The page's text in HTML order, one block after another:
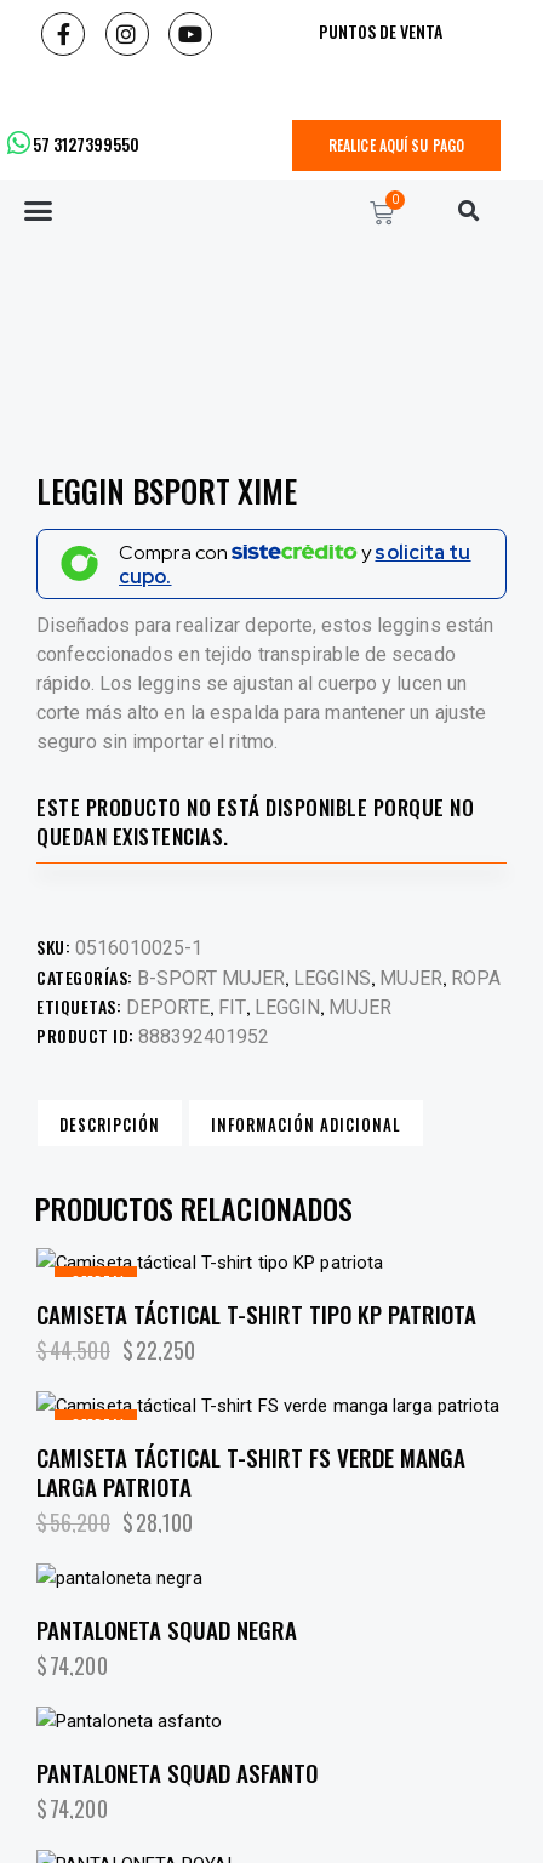
PUNTOS DE VENTA
57 3127399550 REALICE AQUÍ SU PAGO
0
LEGGIN BSPORT XIME
Compra con ysolicita tu
cupo.
Diseñados para realizar deporte, estos leggins están
confeccionados en tejido transpirable de secado
rápido. Los leggins se ajustan al cuerpo y lucen un
corte más alto en la espalda para mantener un ajuste
seguro sin importar el ritmo.
ESTE PRODUCTO NO ESTÁ DISPONIBLE PORQUE NO
QUEDAN EXISTENCIAS.
SKU: 0516010025-1
CATEGORÍAS: B-SPORT MUJER, LEGGINS, MUJER, ROPA
ETIQUETAS: DEPORTE, FIT, LEGGIN, MUJER
PRODUCT ID: 888392401952
DESCRIPCIÓN INFORMACIÓN ADICIONAL
PRODUCTOS RELACIONADOS
¡OFERTA!
CAMISETA TÁCTICAL T-SHIRT TIPO KP PATRIOTA
$44,500 $22,250
¡OFERTA!
CAMISETA TÁCTICAL T-SHIRT FS VERDE MANGA
LARGA PATRIOTA
$56,200 $28,100
PANTALONETA SQUAD NEGRA
$74,200
PANTALONETA SQUAD ASFANTO
$74,200